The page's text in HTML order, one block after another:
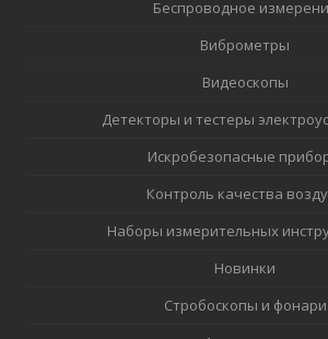
Беспроводное
Виброметры
Видеоскопы
Детекторы и тестеры
Искробезопасные
Контроль качества
Наборы измерительных
Новинки
Стробоскопы и фонари